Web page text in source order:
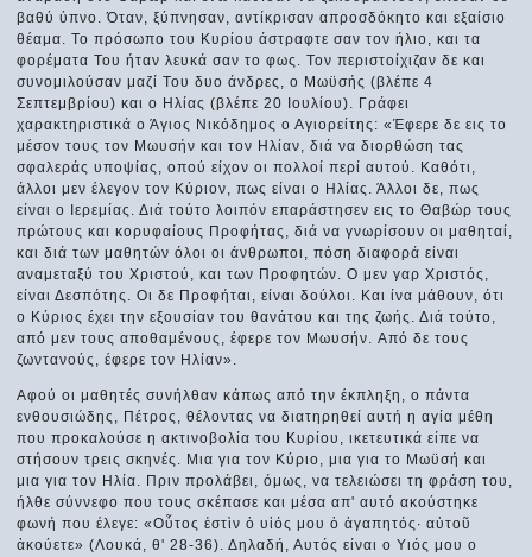
βαθύ ύπνο. Όταν, ξύπνησαν, αντίκρισαν απροσδόκητο και εξαίσιο
θέαμα. Το πρόσωπο του Κυρίου άστραφτε σαν τον ήλιο, και τα
φορέματα Του ήταν λευκά σαν το φως. Τον περιστοίχιζαν δε και
συνομιλούσαν μαζί Του δυο άνδρες, ο Μωϋσής (βλέπε 4
Σεπτεμβρίου) και ο Ηλίας (βλέπε 20 Ιουλίου). Γράφει
χαρακτηριστικά ο Άγιος Νικόδημος ο Αγιορείτης: «Έφερε δε εις το
μέσον τους τον Mωυσήν και τον Ηλίαν, διά να διορθώση τας
σφαλεράς υποψίας, οπού είχον οι πολλοί περί αυτού. Kαθότι,
άλλοι μεν έλεγον τον Kύριον, πως είναι ο Ηλίας. Άλλοι δε, πως
είναι ο Iερεμίας. Διά τούτο λοιπόν επαράστησεν εις το Θαβώρ τους
πρώτους και κορυφαίους Προφήτας, διά να γνωρίσουν οι μαθηταί,
και διά των μαθητών όλοι οι άνθρωποι, πόση διαφορά είναι
αναμεταξύ του Xριστού, και των Προφητών. O μεν γαρ Xριστός,
είναι Δεσπότης. Oι δε Προφήται, είναι δούλοι. Kαι ίνα μάθουν, ότι
ο Kύριος έχει την εξουσίαν του θανάτου και της ζωής. Διά τούτο,
από μεν τους αποθαμένους, έφερε τον Mωυσήν. Aπό δε τους
ζωντανούς, έφερε τον Ηλίαν».
Αφού οι μαθητές συνήλθαν κάπως από την έκπληξη, ο πάντα
ενθουσιώδης, Πέτρος, θέλοντας να διατηρηθεί αυτή η αγία μέθη
που προκαλούσε η ακτινοβολία του Κυρίου, ικετευτικά είπε να
στήσουν τρεις σκηνές. Μια για τον Κύριο, μια για το Μωϋσή και
μια για τον Ηλία. Πριν προλάβει, όμως, να τελειώσει τη φράση του,
ήλθε σύννεφο που τους σκέπασε και μέσα απ' αυτό ακούστηκε
φωνή που έλεγε: «Οὗτος ἐστὶν ὁ υἱός μου ὁ ἀγαπητός· αὐτοῦ
ἀκούετε» (Λουκά, θ' 28-36). Δηλαδή, Αυτός είναι ο Υιός μου ο